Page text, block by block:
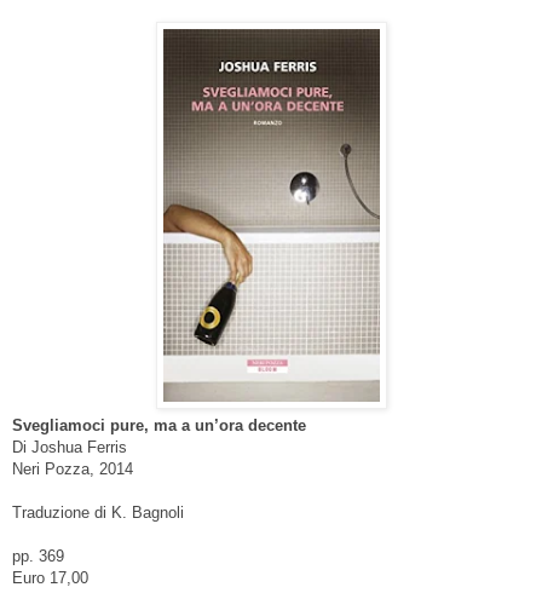
Svegliamoci pure, ma a un’ora decente
Di Joshua Ferris
Neri Pozza, 2014
Traduzione di K. Bagnoli
pp. 369
Euro 17,00